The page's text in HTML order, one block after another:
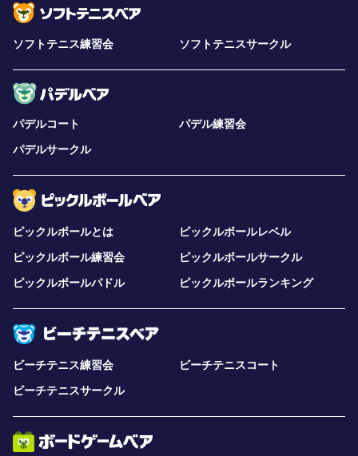
ソフトテニス練習会 ソフトテニスサークル
パデルコート
パデル練習会
パデルサークル
ピックルボールとは
ピックルボールレベル
ピックルボール練習会
ピックルボールサークル
ピックルボールパドル
ピックルボールランキング
ビーチテニス練習会
ビーチテニスコート
ビーチテニスサークル